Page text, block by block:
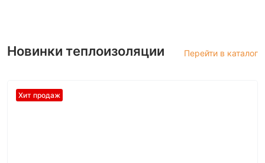
Новинки теплоизоляции Перейти в каталог
Хит продаж